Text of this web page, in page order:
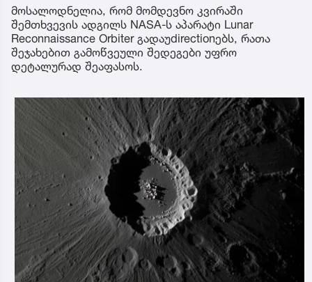
მოსალოდნელია, რომ მომდევნო კვირაში
შემთხვევის ადგილს NASA-ს აპარატი Lunar
Reconnaissance Orbiter გადაუdirectionებს, რათა
შეჯახებით გამოწვეული შედეგები უფრო
დეტალურად შეაფასოს.